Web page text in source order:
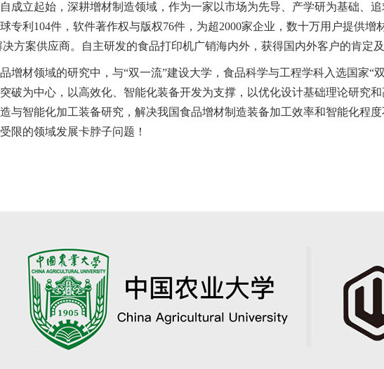
成立起始，深耕增材制造领域，作为一家以市场为先导、产学研为基础、
专利104件，软件著作权与版权76件，为超2000家企业，数十万用户提供
方案供应商。自主研发的食品打印机广销海内外，获得国内外客户的肯定及
增材领域的研究中，与“双一流”建设大学，食品科学与工程学科入选国家“
破为中心，以高效化、智能化装备开发为支撑，以优化设计基础理论研究
与智能化加工装备研究，解决我国食品增材制造装备加工效率和智能化程
限的领域发展卡脖子问题！